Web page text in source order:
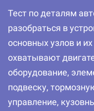
Тест по деталям
разобраться в
основных узлов и
охватывают
оборудование,
подвеску,
управление,